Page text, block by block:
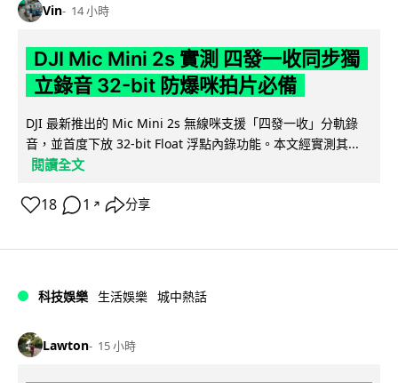
Vin 14 小時
DJI Mic Mini 2s 實測 四發一收同步獨
立錄音 32-bit 防爆咪拍片必備
DJI 最新推出的 Mic Mini 2s 無線咪支援「四發一收」分軌錄
音，並首度下放 32-bit Float 浮點內錄功能。本文經實測其...
閱讀全文
18 1 ↗ 分享
科技娛樂 生活娛樂 城中熱話
Lawton 15 小時